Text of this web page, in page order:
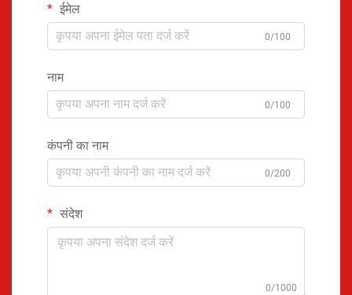
ईमेल
0/100
नाम
0/100
कंपनी का नाम
0/200
संदेश
0/1000